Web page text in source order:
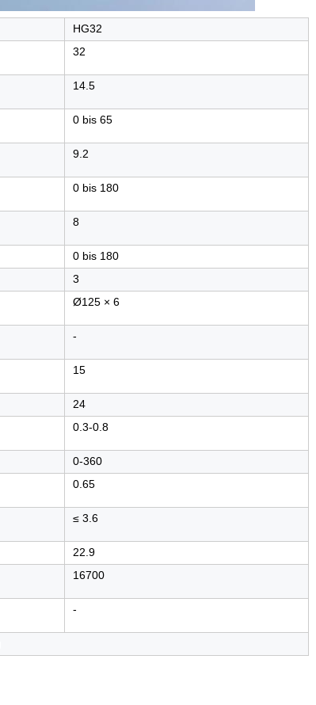
HG32
32
14.5
0 bis 65
9.2
0 bis 180
8
0 bis 180
3
Ø125 × 6
-
15
24
0.3-0.8
0-360
0.65
≤ 3.6
22.9
16700
-